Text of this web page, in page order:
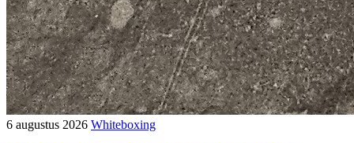
6 augustus 2026 Whiteboxing